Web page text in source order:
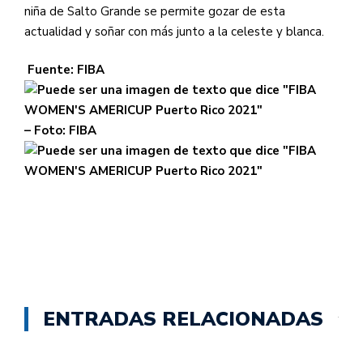
niña de Salto Grande se permite gozar de esta
actualidad y soñar con más junto a la celeste y blanca.
Fuente: FIBA
– Foto: FIBA
ENTRADAS RELACIONADAS